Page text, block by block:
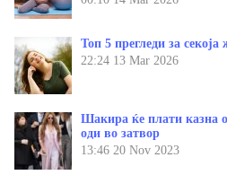
Топ 5 прегледи за секоја
22:24 13 Mar 2026
Шакира ќе плати казна
оди во затвор
13:46 20 Nov 2023